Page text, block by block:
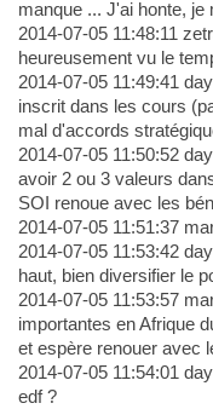
manque ... J'ai honte, je
2014-07-05 11:48:11
heureusement vu le
2014-07-05 11:49:41
inscrit dans les cours
mal d'accords
2014-07-05 11:50:52
avoir 2 ou 3 valeurs
SOI renoue avec les
2014-07-05 11:51:37
2014-07-05 11:53:42
haut, bien diversifier le
2014-07-05 11:53:57
importantes en Afrique
et espère renouer avec
2014-07-05 11:54:01
edf ?